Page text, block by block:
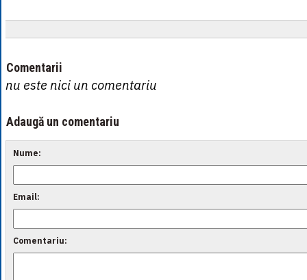
Comentarii
nu este nici un comentariu
Adaugă un comentariu
Nume:
Email:
Comentariu: